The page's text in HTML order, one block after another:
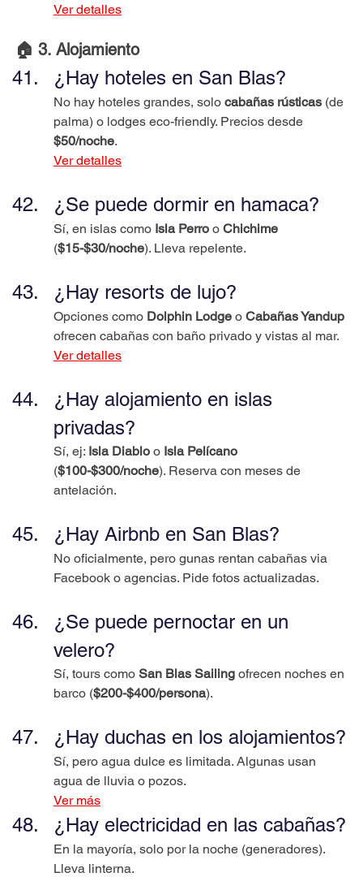
Ver detalles
🏠 3. Alojamiento
¿Hay hoteles en San Blas?
No hay hoteles grandes, solo cabañas rústicas (de
palma) o lodges eco-friendly. Precios desde
$50/noche.
Ver detalles
¿Se puede dormir en hamaca?
Sí, en islas como Isla Perro o Chichime
($15-$30/noche). Lleva repelente.
¿Hay resorts de lujo?
Opciones como Dolphin Lodge o Cabañas Yandup
ofrecen cabañas con baño privado y vistas al mar.
Ver detalles
¿Hay alojamiento en islas
privadas?
Sí, ej: Isla Diablo o Isla Pelícano
($100-$300/noche). Reserva con meses de
antelación.
¿Hay Airbnb en San Blas?
No oficialmente, pero gunas rentan cabañas via
Facebook o agencias. Pide fotos actualizadas.
¿Se puede pernoctar en un
velero?
Sí, tours como San Blas Sailing ofrecen noches en
barco ($200-$400/persona).
¿Hay duchas en los alojamientos?
Sí, pero agua dulce es limitada. Algunas usan
agua de lluvia o pozos.
Ver más
¿Hay electricidad en las cabañas?
En la mayoría, solo por la noche (generadores).
Lleva linterna.